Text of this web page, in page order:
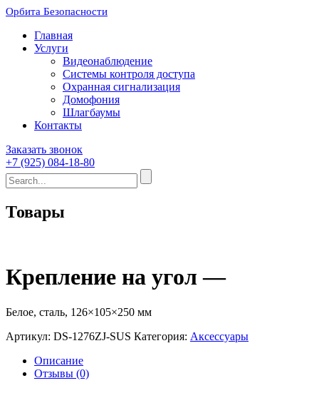
Орбита Безопасности
Главная
Услуги
Видеонаблюдение
Системы контроля доступа
Охранная сигнализация
Домофония
Шлагбаумы
Контакты
Заказать звонок
+7 (925) 084-18-80
Товары
Крепление на угол —
Белое, сталь, 126×105×250 мм
Артикул: DS-1276ZJ-SUS Категория: Аксессуары
Описание
Отзывы (0)